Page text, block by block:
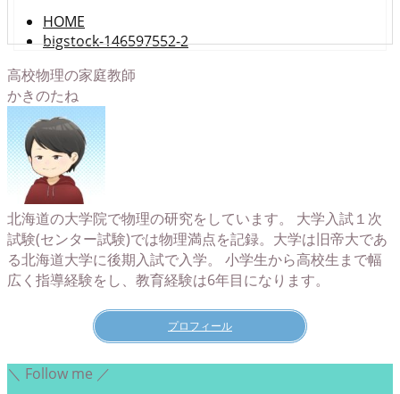
HOME
bigstock-146597552-2
高校物理の家庭教師
かきのたね
北海道の大学院で物理の研究をしています。 大学入試１次
試験(センター試験)では物理満点を記録。大学は旧帝大であ
る北海道大学に後期入試で入学。 小学生から高校生まで幅
広く指導経験をし、教育経験は6年目になります。
プロフィール
＼ Follow me ／